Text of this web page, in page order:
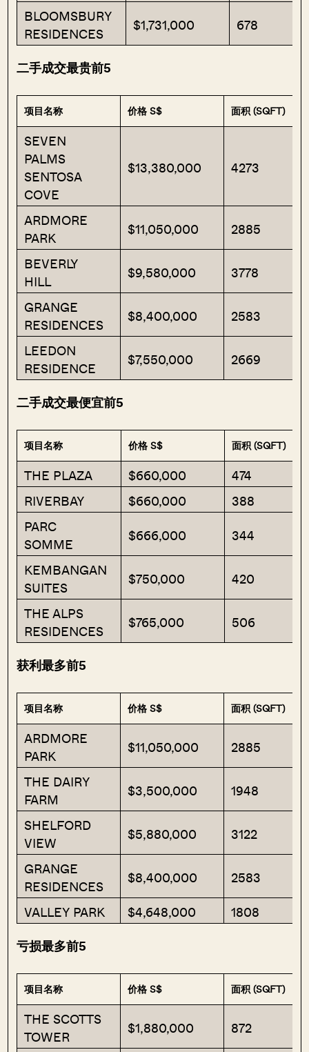
BLOOMSBURY
RESIDENCES
$1,731,000 678
二手成交最贵前5
项目名称 价格 S$ 面积 (SQFT)
SEVEN
PALMS
SENTOSA
COVE
$13,380,000 4273
ARDMORE
PARK
$11,050,000
2885
BEVERLY
HILL
$9,580,000
3778
GRANGE
RESIDENCES
$8,400,000
2583
LEEDON
RESIDENCE
$7,550,000 2669
二手成交最便宜前5
项目名称 价格 S$ 面积 (SQFT)
THE PLAZA $660,000
474
RIVERBAY
$660,000
388
PARC
SOMME
$666,000
344
KEMBANGAN
SUITES
$750,000
420
THE ALPS
RESIDENCES
$765,000 506
获利最多前5
项目名称 价格 S$ 面积 (SQFT)
ARDMORE
PARK
$11,050,000
2885
THE DAIRY
FARM
$3,500,000
1948
SHELFORD
VIEW
$5,880,000
3122
GRANGE
RESIDENCES
$8,400,000
2583
VALLEY PARK
$4,648,000
1808
亏损最多前5
项目名称 价格 S$ 面积 (SQFT)
THE SCOTTS
TOWER
$1,880,000
872